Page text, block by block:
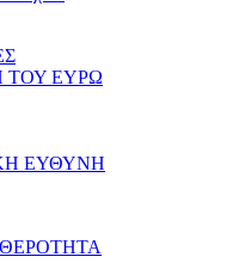
ΤΟΥ ΕΥΡΩ
ΕΥΘΥΝΗ